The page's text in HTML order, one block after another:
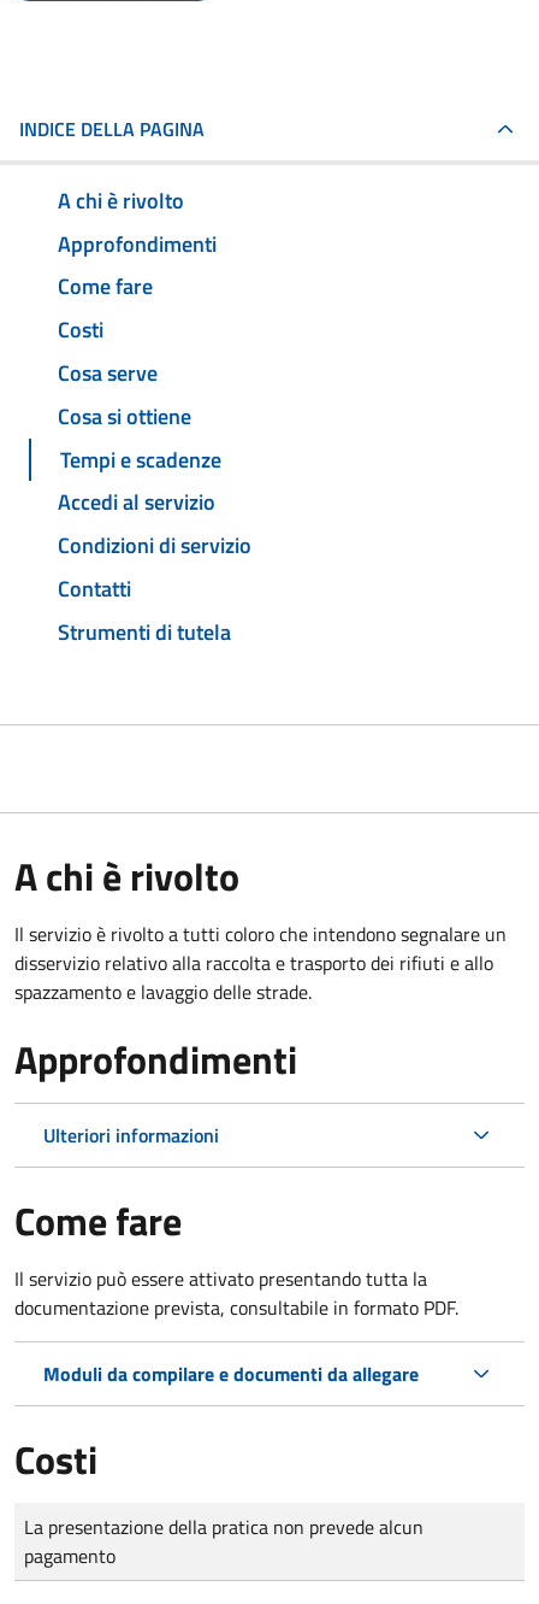
INDICE DELLA PAGINA
A chi è rivolto
Approfondimenti
Come fare
Costi
Cosa serve
Cosa si ottiene
Tempi e scadenze
Accedi al servizio
Condizioni di servizio
Contatti
Strumenti di tutela
A chi è rivolto
Il servizio è rivolto a tutti coloro che intendono segnalare un
disservizio relativo alla raccolta e trasporto dei rifiuti e allo
spazzamento e lavaggio delle strade.
Approfondimenti
Ulteriori informazioni
Come fare
Il servizio può essere attivato presentando tutta la
documentazione prevista, consultabile in formato PDF.
Moduli da compilare e documenti da allegare
Costi
Tipo di pagamento
Importo
La presentazione della pratica non prevede alcun
pagamento